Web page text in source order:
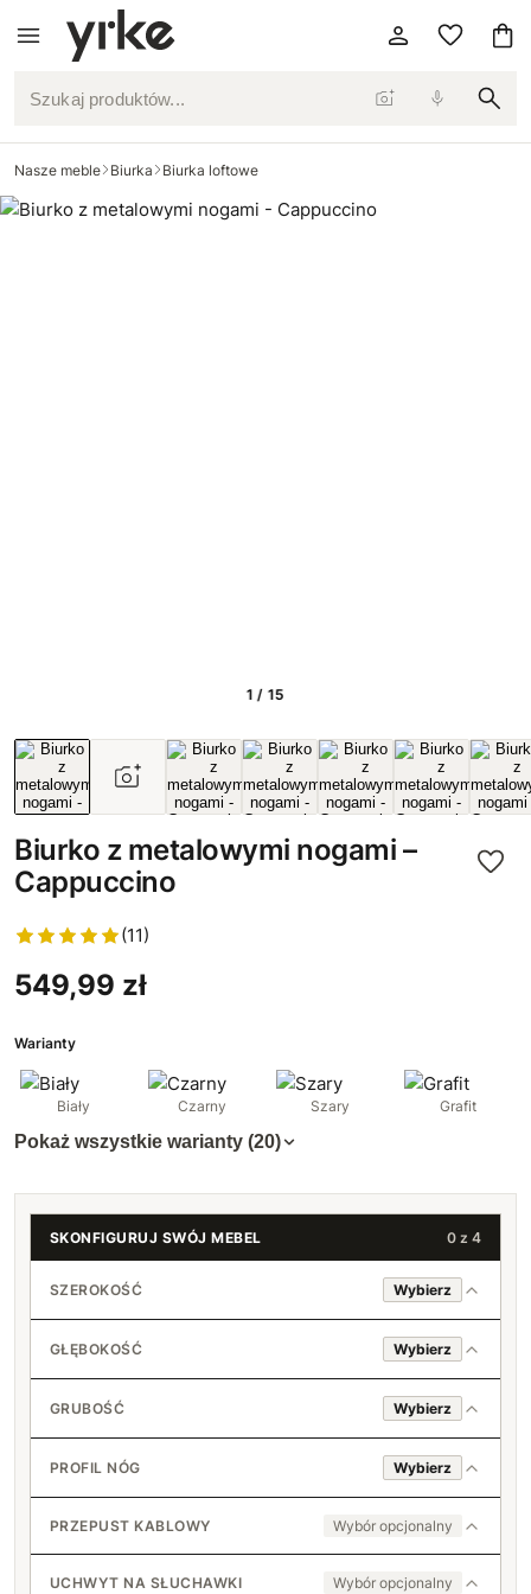
Szukaj produktów...
Nasze meble Biurka Biurka loftowe
1 / 15
Biurko z metalowymi nogami –
Cappuccino
(11)
549,99 zł
Warianty
Biały Czarny Szary Grafit
Pokaż wszystkie warianty (20)
SKONFIGURUJ SWÓJ MEBEL 0 z 4
SZEROKOŚĆ Wybierz
80 cm
81 cm +3 zł
82 cm +7 zł
83 cm +10 zł
GŁĘBOKOŚĆ Wybierz
60 cm
61 cm +10 zł
62 cm +19 zł
GRUBOŚĆ Wybierz
18 mm
36 mm +150 zł
PROFIL NÓG Wybierz
4x2
6x2 +60 zł
PRZEPUST KABLOWY Wybór opcjonalny
Nie
UCHWYT NA SŁUCHAWKI Wybór opcjonalny